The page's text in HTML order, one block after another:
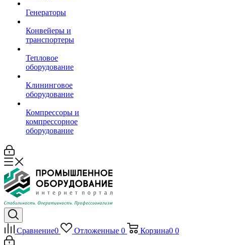
Генераторы
Конвейеры и
транспортеры
Тепловое
оборудование
Клининговое
оборудование
Компрессоры и
компрессорное
оборудование
Сравнение0 Отложенные 0 Корзина0 0